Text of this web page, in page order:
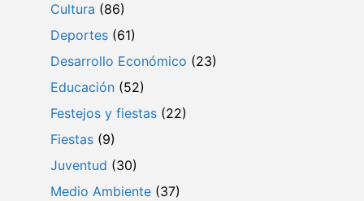
Cultura (86)
Deportes (61)
Desarrollo Económico (23)
Educación (52)
Festejos y fiestas (22)
Fiestas (9)
Juventud (30)
Medio Ambiente (37)